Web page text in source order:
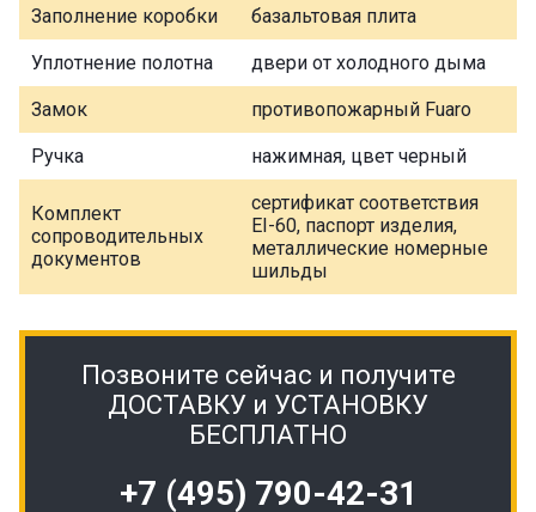
Заполнение коробки базальтовая плита
Уплотнение полотна двери от холодного дыма
Замок противопожарный Fuaro
Ручка нажимная, цвет черный
Комплект
сопроводительных
документов
сертификат соответствия
EI-60, паспорт изделия,
металлические номерные
шильды
Позвоните сейчас и получите
ДОСТАВКУ и УСТАНОВКУ
БЕСПЛАТНО
+7 (495) 790-42-31